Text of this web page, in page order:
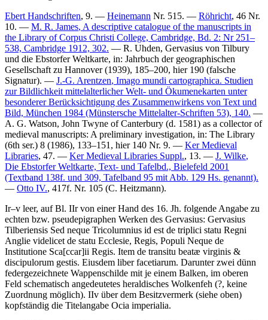
Ebert Handschriften, 9. — Heinemann Nr. 515. — Röhricht, 46 Nr.
10. — M. R. James, A descriptive catalogue of the manuscripts in
the Library of Corpus Christi College, Cambridge, Bd. 2: Nr 251–
538, Cambridge 1912, 302. — R. Uhden, Gervasius von Tilbury
und die Ebstorfer Weltkarte, in: Jahrbuch der geographischen
Gesellschaft zu Hannover (1939), 185–200, hier 190 (falsche
Signatur). — J.-G. Arentzen, Imago mundi cartographica. Studien
zur Bildlichkeit mittelalterlicher Welt- und Ökumenekarten unter
besonderer Berücksichtigung des Zusammenwirkens von Text und
Bild, München 1984 (Münstersche Mittelalter-Schriften 53), 140. —
A. G. Watson, John Twyne of Canterbury (d. 1581) as a collector of
medieval manuscripts: A preliminary investigation, in: The Library
(6th ser.) 8 (1986), 133–151, hier 140 Nr. 9. — Ker Medieval
Libraries, 47. — Ker Medieval Libraries Suppl., 13. — J. Wilke,
Die Ebstorfer Weltkarte, Text- und Tafelbd., Bielefeld 2001
(Textband 138f. und 309, Tafelband 95 mit Abb. 129 Hs. genannt).
— Otto IV., 417f. Nr. 105 (C. Heitzmann).
Ir–v leer, auf Bl. IIr von einer Hand des 16. Jh. folgende Angabe zu
echten bzw. pseudepigraphen Werken des Gervasius: Gervasius
Tilberiensis Sed neque Tricolumnius id est de triplici statu Regni
Anglie videlicet de statu Ecclesie, Regis, Populi Neque de
Institutione Sca[ccar]ii Regis. Item de transitu beatæ virginis &
discipulorum gestis. Eiusdem liber facetiarum. Darunter zwei dünn
federgezeichnete Wappenschilde mit je einem Balken, im oberen
Feld schematisch angedeutetes heraldisches Wolkenfeh (?, keine
Zuordnung möglich). IIv über dem Besitzvermerk (siehe oben)
kopfständig die Titelangabe Ocia imperialia.